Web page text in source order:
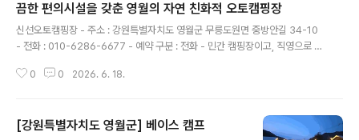
취사도구,내부화장실,내부샤워실 - 상주관리인원 : 5명 -
자동차야영장 : 18면 - 글램핑 : 12면 - 사이트 바닥은 파
쇄석 18개로 되어 있음. - 화장실 : 2개 - 샤워실 : 2개 - 개
수대 : 1개 - 화로대 : 불가 - 부대시설 : 전기,무선인터넷,온
수,산책로,마트..
끔한 편의시설을 갖춘 영월의 자연 친화적 오토캠핑장
신선오토캠핑장 - 주소 : 강원특별자치도 영월군 무릉도원면 중방안길 34-10
- 전화 : 010-6286-6677 - 예약 구분 : 전화 - 민간 캠핑장이고, 직영으로 운
야영장 - 일반야영장 : 18면 - 사이트 크기1 (가로 x 세로)(단위 : m) : 8 x 9 =
작판매,온수,물놀이장 - 주변이용가능시설 : 강/물놀이 - 애완동물출입 : 가능
0 0 2026. 6. 18.
[강원특별자치도 영월군] 베이스 캠프